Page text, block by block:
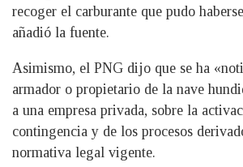
recoger el carburante que pudo
añadió la fuente.
Asimismo, el PNG dijo que se ha
armador o propietario de la nave
a una empresa privada, sobre la
contingencia y de los procesos
normativa legal vigente.